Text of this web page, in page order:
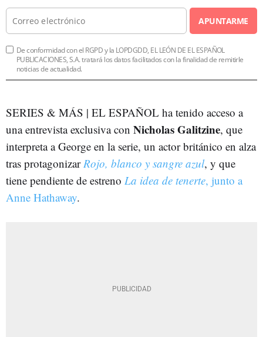
APUNTARME
De conformidad con el RGPD y la LOPDGDD, EL LEÓN DE EL ESPAÑOL
PUBLICACIONES, S.A. tratará los datos facilitados con la finalidad de remitirle
noticias de actualidad.
SERIES & MÁS | EL ESPAÑOL ha tenido acceso a
una entrevista exclusiva con Nicholas Galitzine, que
interpreta a George en la serie, un actor británico en alza
tras protagonizar Rojo, blanco y sangre azul, y que
tiene pendiente de estreno La idea de tenerte, junto a
Anne Hathaway.